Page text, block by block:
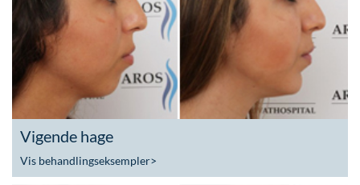
Vigende hage
Vis behandlingseksempler>